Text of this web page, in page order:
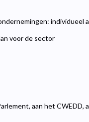
individueel
voor de sector
aan het CWEDD,